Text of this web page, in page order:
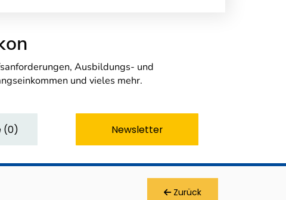
Ausbildungs- und
und vieles mehr.
(0) Newsletter
Zurück